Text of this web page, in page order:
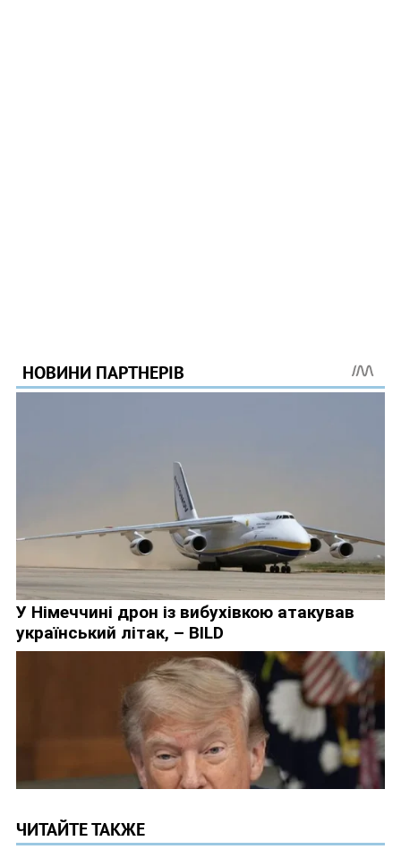
ЧИТАЙТЕ ТАКЖЕ